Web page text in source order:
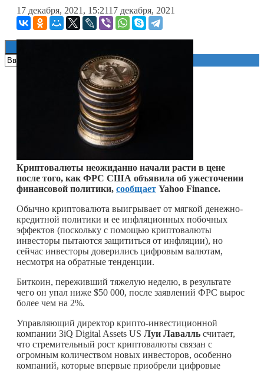
Книги
17 декабря, 2021, 15:2117 декабря, 2021
Криптовалюты неожиданно начали расти в цене
после того, как ФРС США объявила об ужесточении
финансовой политики, сообщает Yahoo Finance.
Обычно криптовалюта выигрывает от мягкой денежно-
кредитной политики и ее инфляционных побочных
эффектов (поскольку с помощью криптовалюты
инвесторы пытаются защититься от инфляции), но
сейчас инвесторы доверились цифровым валютам,
несмотря на обратные тенденции.
Биткоин, переживший тяжелую неделю, в результате
чего он упал ниже $50 000, после заявлений ФРС вырос
более чем на 2%.
Управляющий директор крипто-инвестиционной
компании 3iQ Digital Assets US Луи Лавалль считает,
что стремительный рост криптовалюты связан с
огромным количеством новых инвесторов, особенно
компаний, которые впервые приобрели цифровые